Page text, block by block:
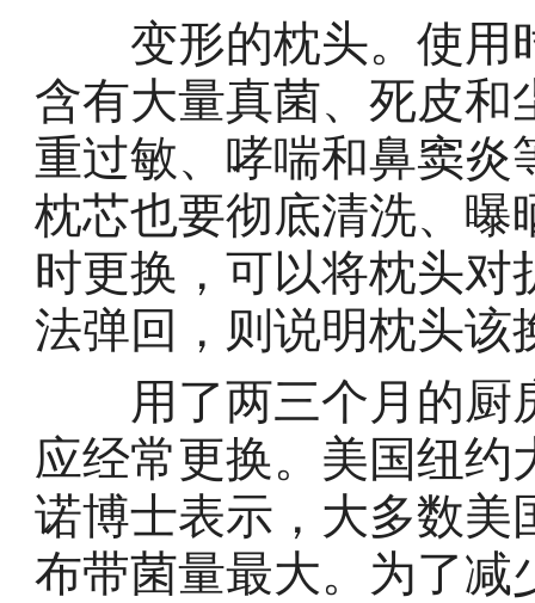
变形的枕头。使用
含有大量真菌、死皮和
重过敏、哮喘和鼻窦炎
枕芯也要彻底清洗、曝
时更换，可以将枕头
法弹回，则说明枕头该
用了两三个月的厨
应经常更换。美国纽约
诺博士表示，大多数美
布带菌量最大。为了减